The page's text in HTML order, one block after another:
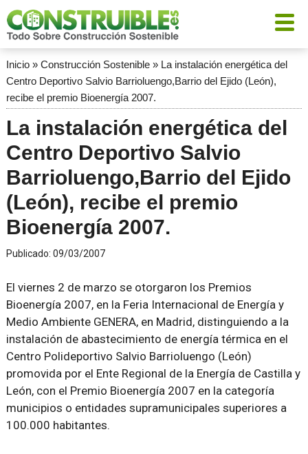
Inicio» Construcción Sostenible» La instalación energética del
Centro Deportivo Salvio Barrioluengo,Barrio del Ejido (León),
recibe el premio Bioenergía 2007.
La instalación energética del
Centro Deportivo Salvio
Barrioluengo,Barrio del Ejido
(León), recibe el premio
Bioenergía 2007.
Publicado: 09/03/2007
El viernes 2 de marzo se otorgaron los Premios
Bioenergía 2007, en la Feria Internacional de Energía y
Medio Ambiente GENERA, en Madrid, distinguiendo a la
instalación de abastecimiento de energía térmica en el
Centro Polideportivo Salvio Barrioluengo (León)
promovida por el Ente Regional de la Energía de Castilla y
León, con el Premio Bioenergía 2007 en la categoría
municipios o entidades supramunicipales superiores a
100.000 habitantes.